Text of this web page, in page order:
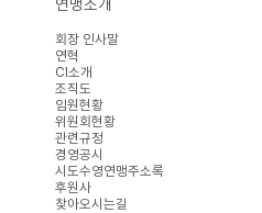
연맹소개
회장 인사말
연혁
CI소개
조직도
임원현황
위원회현황
관련규정
경영공시
시도수영연맹주소록
후원사
찾아오시는길